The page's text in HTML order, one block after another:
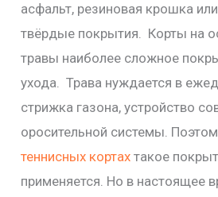
асфальт, резиновая крошка
твёрдые покрытия. Корты на
травы наиболее сложное
ухода. Трава нуждается в
стрижка газона, устройство
оросительной системы.
теннисных кортах такое
применяется. Но в настоящее